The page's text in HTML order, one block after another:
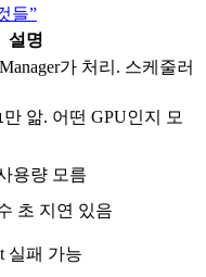
들”
설명
가 처리. 스케줄러
만 앎. 어떤 GPU인지 모
용량 모름
초 지연 있음
실패 가능